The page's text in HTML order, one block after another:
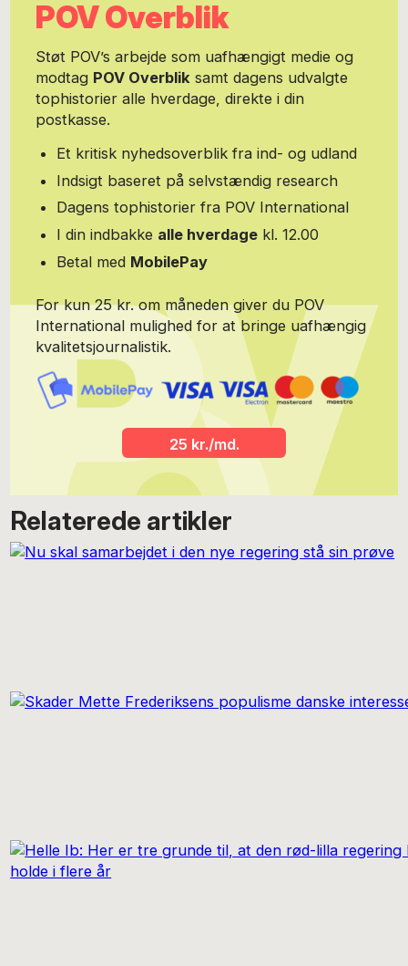
om nazisme). Hans bog om fundamentalismens psykologi (”Uden
tvivl er tro farlig”) udkom i 2017 og er blevet positivt anmeldt, bl.a.
POV Overblik
Støt POV’s arbejde som uafhængigt medie og
modtag POV Overbliksamt dagens udvalgte
tophistorier alle hverdage, direkte i din
postkasse.
Et kritisk nyhedsoverblik fra ind- og udland
Indsigt baseret på selvstændig research
Dagens tophistorier fra POV International
I din indbakke alle hverdage kl. 12.00
Betal med MobilePay
For kun 25 kr. om måneden giver du POV
International mulighed for at bringe uafhængig
kvalitetsjournalistik.
25 kr./md.
Relaterede artikler